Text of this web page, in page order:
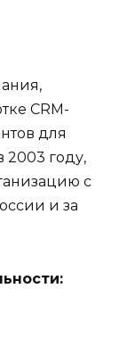
CRM-
для
2003 году,
с
и за